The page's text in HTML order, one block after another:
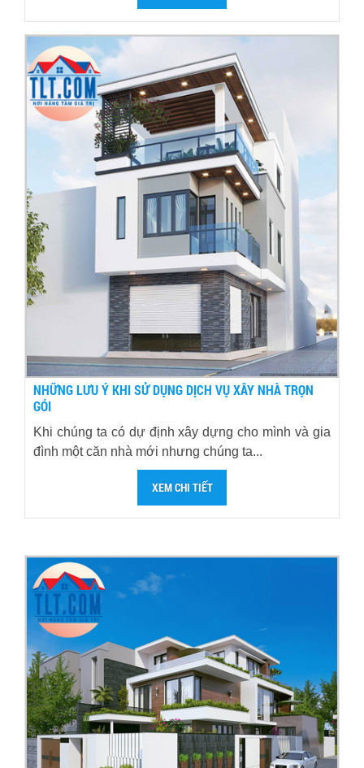
NHỮNG LƯU Ý KHI SỬ DỤNG DỊCH VỤ XÂY NHÀ TRỌN
GÓI
Khi chúng ta có dự định xây dựng cho mình và gia
đình một căn nhà mới nhưng chúng ta...
XEM CHI TIẾT